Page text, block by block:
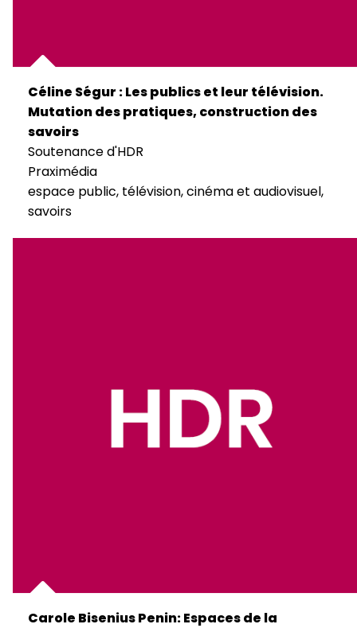
Céline Ségur : Les publics et leur télévision.
Mutation des pratiques, construction des
savoirs
Soutenance d'HDR
Praximédia
espace public, télévision, cinéma et audiovisuel,
savoirs
Carole Bisenius Penin: Espaces de la